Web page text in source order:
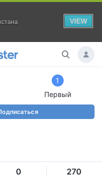
VIEW
1
Первый
0 270